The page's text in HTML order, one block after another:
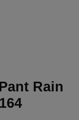
Rain